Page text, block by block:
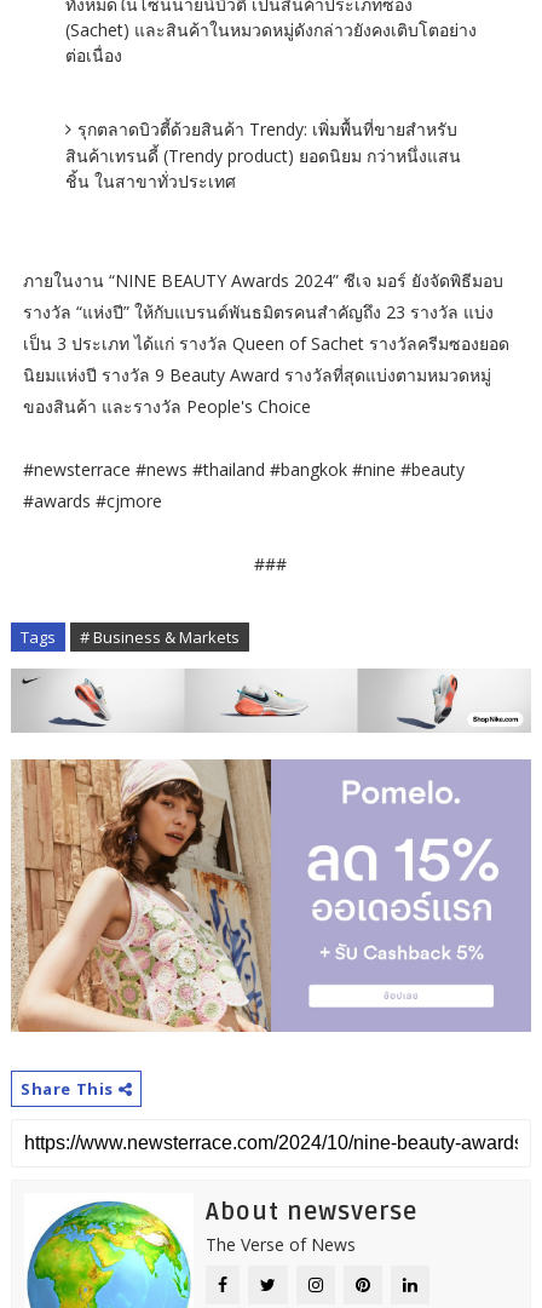
(Sachet) และสินค้าในหมวดหมู่ดังกล่าวยังคงเติบโตอย่าง
ต่อเนื่อง
รุกตลาดบิวตี้ด้วยสินค้า Trendy: เพิ่มพื้นที่ขายสำหรับ
สินค้าเทรนดี้ (Trendy product) ยอดนิยม กว่าหนึ่งแสน
ชิ้น ในสาขาทั่วประเทศ
ภายในงาน “NINE BEAUTY Awards 2024” ซีเจ มอร์ ยังจัดพิธีมอบ
รางวัล “แห่งปี” ให้กับแบรนด์พันธมิตรคนสำคัญถึง 23 รางวัล แบ่ง
เป็น 3 ประเภท ได้แก่ รางวัล Queen of Sachet รางวัลครีมซองยอด
นิยมแห่งปี รางวัล 9 Beauty Award รางวัลที่สุดแบ่งตามหมวดหมู่
ของสินค้า และรางวัล People's Choice
#newsterrace #news #thailand #bangkok #nine #beauty
#awards #cjmore
###
Tags # Business & Markets
Share This
About newsverse
The Verse of News